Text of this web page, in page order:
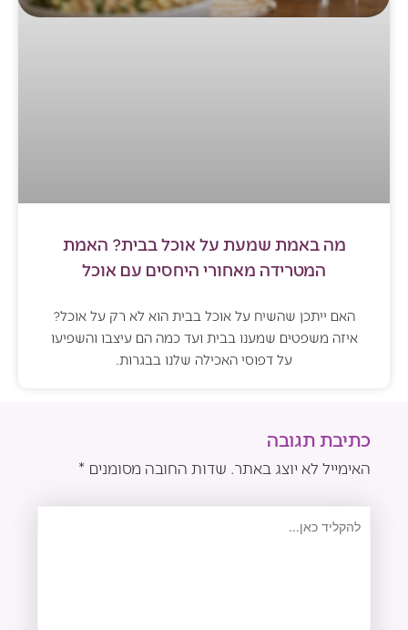
מה באמת שמעת על אוכל בבית? האמת
המטרידה מאחורי היחסים עם אוכל
האם ייתכן שהשיח על אוכל בבית הוא לא רק על אוכל?
איזה משפטים שמענו בבית ועד כמה הם עיצבו והשפיעו
על דפוסי האכילה שלנו בבגרות.
כתיבת תגובה
האימייל לא יוצג באתר. שדות החובה מסומנים *
להקליד